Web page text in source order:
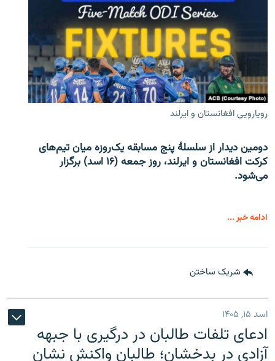
رویارویی افغانستان و ایرلند
دومین دیدار از سلسلۀ پنج مسابقه یک‌روزه میان تیم‌های
کرکت افغانستان و ایرلند، روز جمعه (۱۶ اسد) برگزار
می‌شود.
ادامه خبر ...
شریک ساختن
اسد ۱۵, ۱۴۰۵
ادعای تلفات طالبان در درگیری با جبهه
آزادی در بدخشان؛ طالبان واکنش نشان